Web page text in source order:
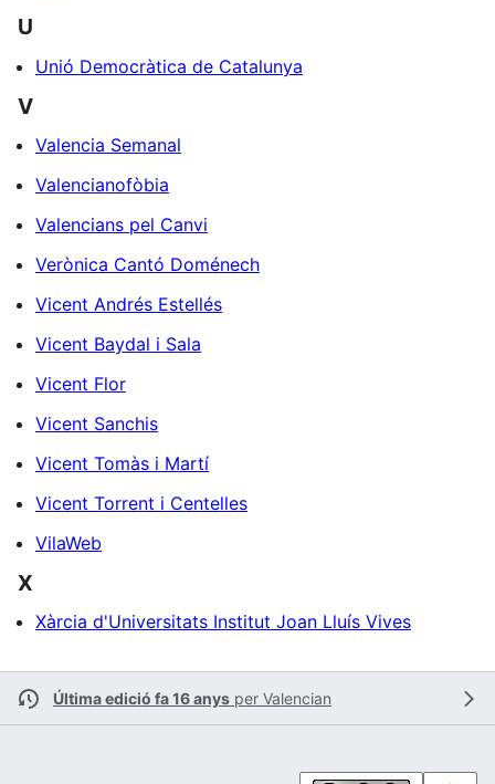
U
Unió Democràtica de Catalunya
V
Valencia Semanal
Valencianofòbia
Valencians pel Canvi
Verònica Cantó Doménech
Vicent Andrés Estellés
Vicent Baydal i Sala
Vicent Flor
Vicent Sanchis
Vicent Tomàs i Martí
Vicent Torrent i Centelles
VilaWeb
X
Xàrcia d'Universitats Institut Joan Lluís Vives
Última edició fa 16 anys per Valencian